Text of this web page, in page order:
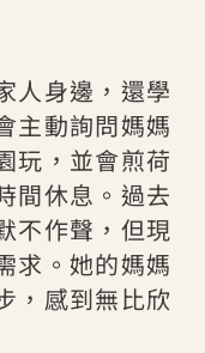
人身邊，還學
主動詢問媽媽
玩，並會煎荷
間休息。過去
不作聲，但現
求。她的媽媽
，感到無比欣